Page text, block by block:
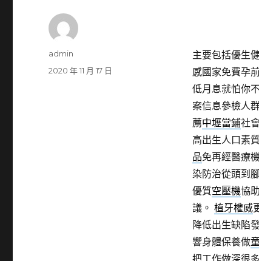
主要包括優生
感國家免費孕
低月息就怕你
案信息參檢人
薦中壢當鋪社
高出生人口素
品免再經醫療
染防治從頭到
優質空壓機協
議。 植牙權威
降低出生缺陷
響身體保養做
把工作做深很
作
admin
發
2020 年 11 月 17 日